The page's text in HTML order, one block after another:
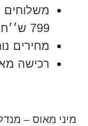
משלוחים
799 ש׳׳ח
מחירים
רכישה
מיני מאוס –